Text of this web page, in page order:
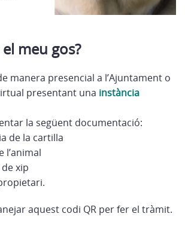
meu gos?
manera presencial a l’Ajuntament o
presentant una instància
la següent documentació:
de la cartilla
l’animal
xip
aquest codi QR per fer el tràmit.